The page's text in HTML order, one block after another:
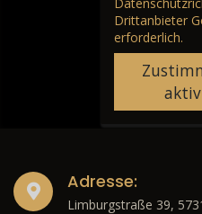
Drittanbieter
erforderlich.
Adresse:
Limburgstraße 39,